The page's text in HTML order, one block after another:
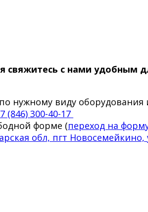
свяжитесь с нами удобным
по нужному виду
(846) 300-40-17
форме (переход на
обл, пгт Новосемейкино,